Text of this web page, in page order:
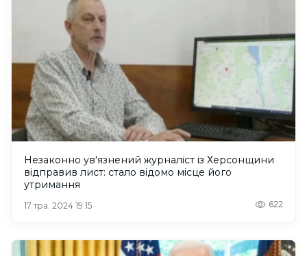
Незаконно ув'язнений журналіст із Херсонщини
відправив лист: стало відомо місце його
утримання
17 тра. 2024 19:15 622